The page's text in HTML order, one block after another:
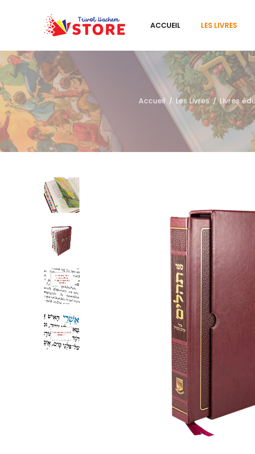
ACCUEIL LES LIVRES
Accueil / Les Livres / Livres